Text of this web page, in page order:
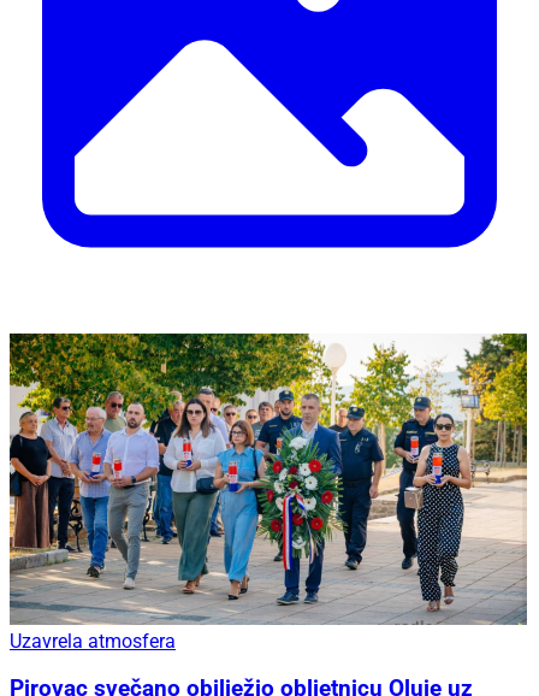
Uzavrela atmosfera
Pirovac svečano obilježio obljetnicu Oluje uz